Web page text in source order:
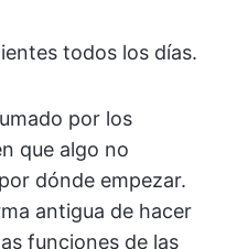
todos los días.
por los
que algo no
dónde empezar.
antigua de hacer
funciones de las